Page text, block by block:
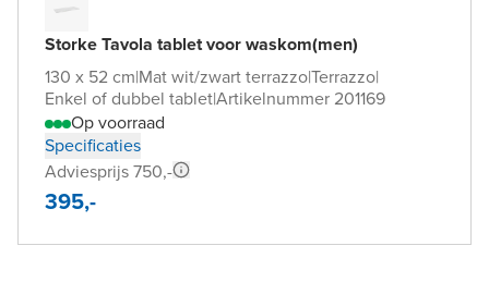
Storke Tavola tablet voor waskom(men)
130 x 52 cm|Mat wit/zwart terrazzo|Terrazzo|
Enkel of dubbel tablet|Artikelnummer 201169
Op voorraad
Specificaties
Adviesprijs 750,-
395,-